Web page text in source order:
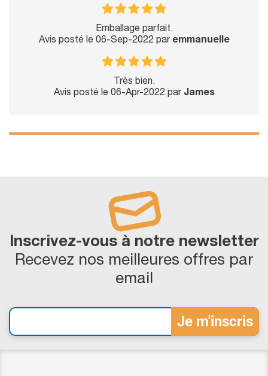
Emballage parfait.
Avis posté le 06-Sep-2022 par emmanuelle
Très bien.
Avis posté le 06-Apr-2022 par James
Inscrivez-vous à notre newsletter
Recevez nos meilleures offres par
email